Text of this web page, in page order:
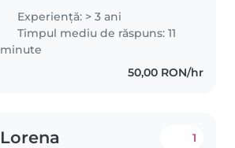
lucrez cu copiii și să îi ajut să se
simtă în siguranță, fericiți și
confortabil...
Experienţă: > 3 ani
Timpul mediu de răspuns: 11
minute
50,00 RON/hr
Lorena 1